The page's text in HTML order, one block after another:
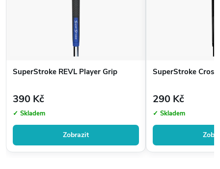
SuperStroke REVL Player Grip
390 Kč
✓ Skladem
Zobrazit
SuperStroke
290 Kč
✓ Skladem